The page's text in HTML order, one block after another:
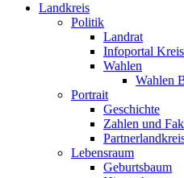
Landkreis
Politik
Landrat
Infoportal
Wahlen
Wahlen
Portrait
Geschichte
Zahlen und
Lebensraum
Geburtsbaum